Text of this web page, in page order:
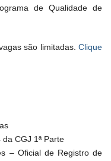
de Qualidade de
são limitadas. Clique
CGJ 1ª Parte
– Oficial de Registro de